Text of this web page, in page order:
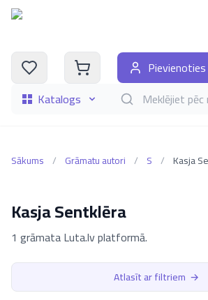
Katalogs Meklēt grāmatas
Pievienoties
Sākums / Grāmatu autori / S / Kasja
Kasja Sentklēra
1 grāmata Luta.lv platformā.
Atlasīt ar filtriem →